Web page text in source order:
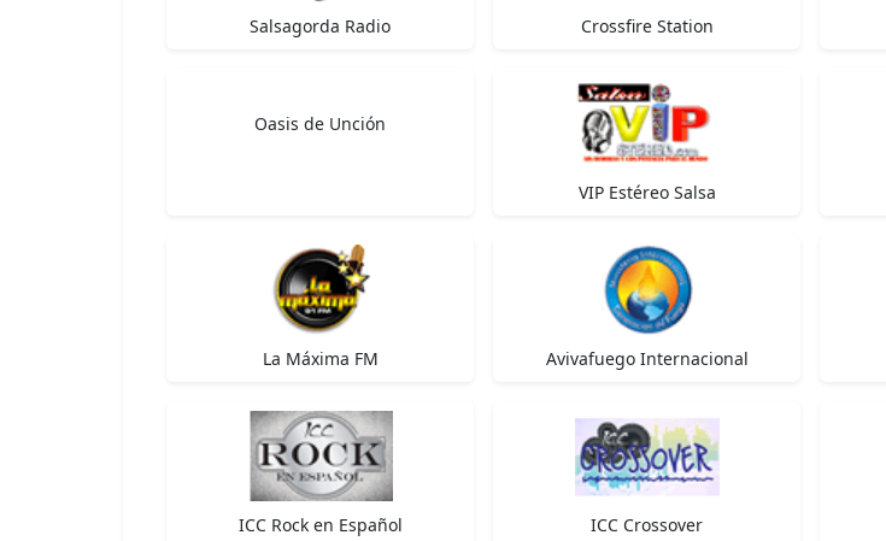
Salsagorda Radio Crossfire Station
Oasis de Unción
VIP Estéreo Salsa
La Máxima FM Avivafuego Internacional
ICC Rock en Español ICC Crossover